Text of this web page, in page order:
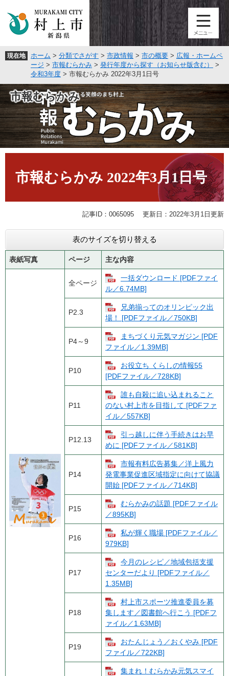
頭
。
飛
て
本
文
へ
現在地 ホーム > 分類でさがす > 市政情報 > 市の概要 > 広報・ホームペ
ージ > 市報むらかみ > 発行年度から探す（お知らせ版含む）
>
令和3年度 > 市報むらかみ 2022年3月1日号
市報むらかみ
市報むらかみ 2022年3月1日号
記事ID：0065095 更新日：2022年3月1日更新
表のサイズを切り替える
表紙写真 ページ 主な内容
全ページ
一括ダウンロード [PDFファイ
ル／6.74MB]
P2.3
兄弟揃ってのオリンピック出
場！ [PDFファイル／750KB]
P4～9
まちづくり元気マガジン [PDF
ファイル／1.39MB]
P10
お役立ち くらしの情報55
[PDFファイル／728KB]
P11
誰も自殺に追い込まれること
のない村上市を目指して [PDFファ
イル／557KB]
P12.13
引っ越しに伴う手続きはお早
めに [PDFファイル／581KB]
P14
市報有料広告募集／洋上風力
発電事業促進区域指定に向けて協議
開始 [PDFファイル／714KB]
P15
むらかみの話題 [PDFファイル
／895KB]
P16
私が輝く職場 [PDFファイル／
979KB]
P17
今月のレシピ／地域包括支援
センターだより [PDFファイル／
1.35MB]
P18
村上市スポーツ推進委員を募
集します／図書館へ行こう [PDFフ
ァイル／1.63MB]
P19
おたんじょう／おくやみ [PDF
ファイル／722KB]
集まれ！むらかみ元気スマイ